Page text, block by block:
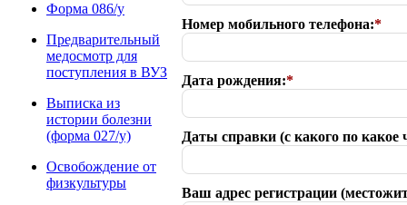
Форма 086/у
Предварительный
медосмотр для
поступления в ВУЗ
Выписка из
истории болезни
(форма 027/у)
Освобождение от
физкультуры
Номер мобильного телефона:*
Дата рождения:*
Даты справки (с какого по какое
Ваш адрес регистрации